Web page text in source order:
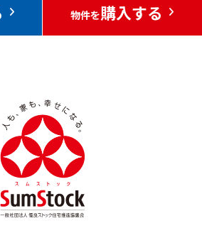
物件を購入する